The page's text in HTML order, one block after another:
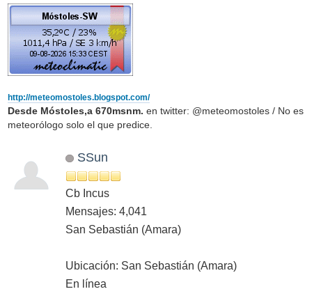
http://meteomostoles.blogspot.com/
Desde Móstoles,a 670msnm. en twitter: @meteomostoles / No es
meteorólogo solo el que predice.
SSun
Cb Incus
Mensajes: 4,041
San Sebastián (Amara)
Ubicación: San Sebastián (Amara)
En línea